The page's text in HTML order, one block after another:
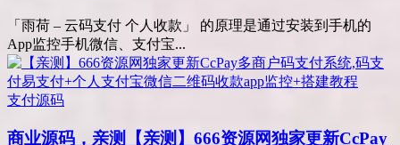
「雨荷 – 云码支付 个人收款」 的原理是通过安装到手机的
App监控手机微信、支付宝...
支付源码
商业源码，亲测
【亲测】666资源网独家更新CcPay